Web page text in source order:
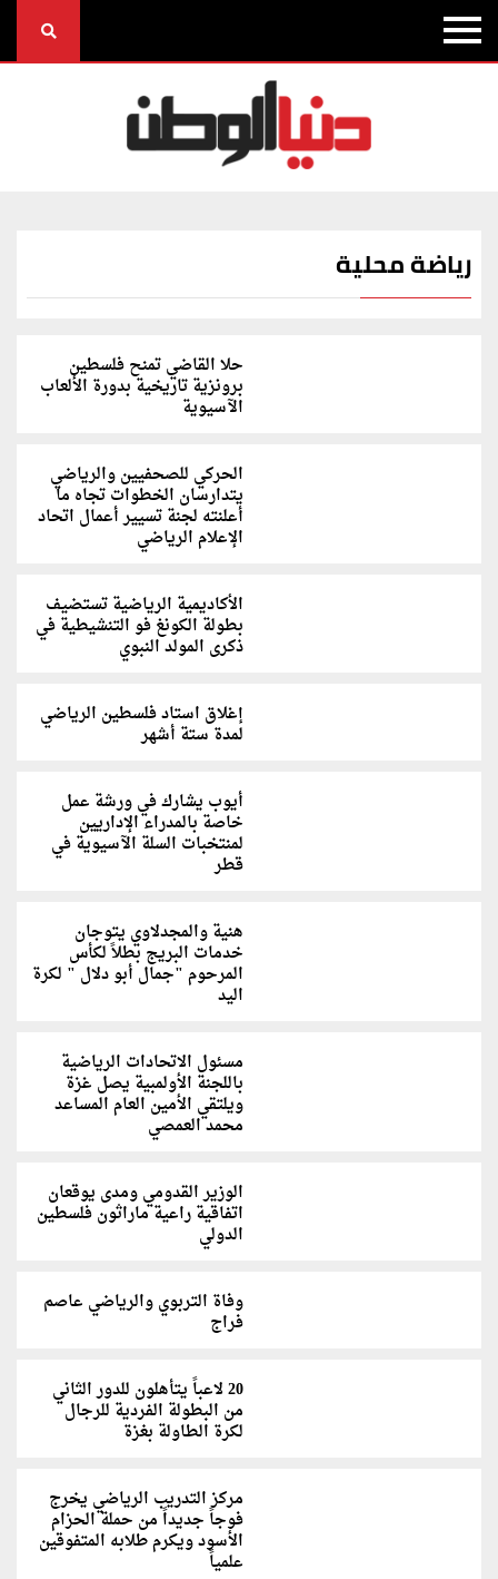
رياضة محلية
حلا القاضي تمنح فلسطين
برونزية تاريخية بدورة الألعاب
الآسيوية
الحركي للصحفيين والرياضي
يتدارسان الخطوات تجاه ما
أعلنته لجنة تسيير أعمال اتحاد
الإعلام الرياضي
الأكاديمية الرياضية تستضيف
بطولة الكونغ فو التنشيطية في
ذكرى المولد النبوي
إغلاق استاد فلسطين الرياضي
لمدة ستة أشهر
أيوب يشارك في ورشة عمل
خاصة بالمدراء الإداريين
لمنتخبات السلة الآسيوية في
قطر
هنية والمجدلاوي يتوجان
خدمات البريج بطلاً لكأس
المرحوم "جمال أبو دلال " لكرة
اليد
مسئول الاتحادات الرياضية
باللجنة الأولمبية يصل غزة
ويلتقي الأمين العام المساعد
محمد العمصي
الوزير القدومي ومدى يوقعان
اتفاقية راعية ماراثون فلسطين
الدولي
وفاة التربوي والرياضي عاصم
فراج
20 لاعباً يتأهلون للدور الثاني
من البطولة الفردية للرجال
لكرة الطاولة بغزة
مركز التدريب الرياضي يخرج
فوجاً جديداً من حملة الحزام
الأسود ويكرم طلابه المتفوقين
علمياً